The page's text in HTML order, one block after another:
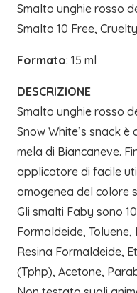
Smalto unghie rosso
Smalto 10 Free,
Formato: 15 ml
DESCRIZIONE
Smalto unghie rosso
Snow White’s snack
mela di Biancaneve.
applicatore di facile
omogenea del colore
Gli smalti Faby sono
Formaldeide,
Resina Formaldeide,
(Tphp), Acetone,